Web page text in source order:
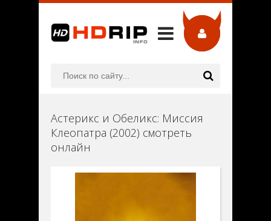
Астерикс и Обеликс: Миссия
Клеопатра (2002) смотреть
онлайн